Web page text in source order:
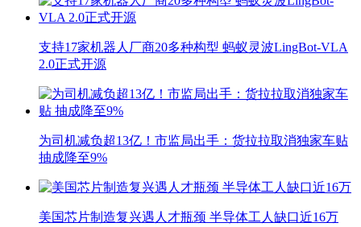
支持17家机器人厂商20多种构型 蚂蚁灵波LingBot-VLA
2.0正式开源
为司机减负超13亿！市监局出手：货拉拉取消独家车贴
抽成降至9%
美国芯片制造复兴遇人才瓶颈 半导体工人缺口近16万